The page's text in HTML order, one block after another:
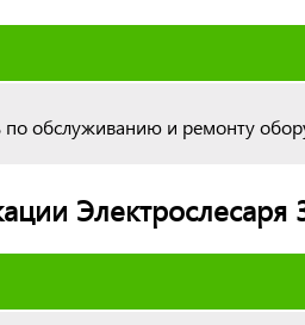
по обслуживанию и ремонту
Электрослесаря